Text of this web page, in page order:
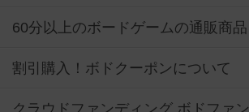
60分以上のボードゲームの通販商品
割引購入！ボドクーポンについて
クラウドファンディング ボドファン